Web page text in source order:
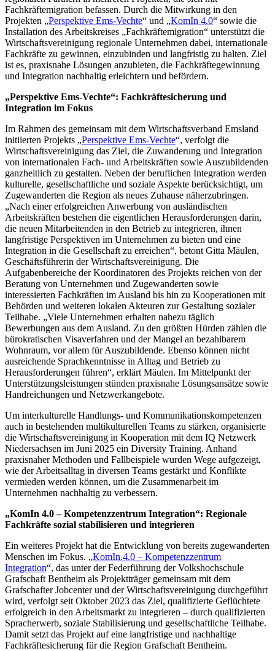
Fachkräftemigration befassen. Durch die Mitwirkung in den
Projekten „Perspektive Ems-Vechte“ und „KomIn 4.0“ sowie die
Installation des Arbeitskreises „Fachkräftemigration“ unterstützt die
Wirtschaftsvereinigung regionale Unternehmen dabei, internationale
Fachkräfte zu gewinnen, einzubinden und langfristig zu halten. Ziel
ist es, praxisnahe Lösungen anzubieten, die Fachkräftegewinnung
und Integration nachhaltig erleichtern und befördern.
„Perspektive Ems-Vechte“: Fachkräftesicherung und
Integration im Fokus
Im Rahmen des gemeinsam mit dem Wirtschaftsverband Emsland
initiierten Projekts „Perspektive Ems-Vechte“, verfolgt die
Wirtschaftsvereinigung das Ziel, die Zuwanderung und Integration
von internationalen Fach- und Arbeitskräften sowie Auszubildenden
ganzheitlich zu gestalten. Neben der beruflichen Integration werden
kulturelle, gesellschaftliche und soziale Aspekte berücksichtigt, um
Zugewanderten die Region als neues Zuhause näherzubringen.
„Nach einer erfolgreichen Anwerbung von ausländischen
Arbeitskräften bestehen die eigentlichen Herausforderungen darin,
die neuen Mitarbeitenden in den Betrieb zu integrieren, ihnen
langfristige Perspektiven im Unternehmen zu bieten und eine
Integration in die Gesellschaft zu erreichen“, betont Gitta Mäulen,
Geschäftsführerin der Wirtschaftsvereinigung. Die
Aufgabenbereiche der Koordinatoren des Projekts reichen von der
Beratung von Unternehmen und Zugewanderten sowie
interessierten Fachkräften im Ausland bis hin zu Kooperationen mit
Behörden und weiteren lokalen Akteuren zur Gestaltung sozialer
Teilhabe. „Viele Unternehmen erhalten nahezu täglich
Bewerbungen aus dem Ausland. Zu den größten Hürden zählen die
bürokratischen Visaverfahren und der Mangel an bezahlbarem
Wohnraum, vor allem für Auszubildende. Ebenso können nicht
ausreichende Sprachkenntnisse in Alltag und Betrieb zu
Herausforderungen führen“, erklärt Mäulen. Im Mittelpunkt der
Unterstützungsleistungen stünden praxisnahe Lösungsansätze sowie
Handreichungen und Netzwerkangebote.
Um interkulturelle Handlungs- und Kommunikationskompetenzen
auch in bestehenden multikulturellen Teams zu stärken, organisierte
die Wirtschaftsvereinigung in Kooperation mit dem IQ Netzwerk
Niedersachsen im Juni 2025 ein Diversity Training. Anhand
praxisnaher Methoden und Fallbeispiele wurden Wege aufgezeigt,
wie der Arbeitsalltag in diversen Teams gestärkt und Konflikte
vermieden werden können, um die Zusammenarbeit im
Unternehmen nachhaltig zu verbessern.
„KomIn 4.0 – Kompetenzzentrum Integration“: Regionale
Fachkräfte sozial stabilisieren und integrieren
Ein weiteres Projekt hat die Entwicklung von bereits zugewanderten
Menschen im Fokus. „KomIn.4.0 – Kompetenzzentrum
Integration“, das unter der Federführung der Volkshochschule
Grafschaft Bentheim als Projektträger gemeinsam mit dem
Grafschafter Jobcenter und der Wirtschaftsvereinigung durchgeführt
wird, verfolgt seit Oktober 2023 das Ziel, qualifizierte Geflüchtete
erfolgreich in den Arbeitsmarkt zu integrieren – durch qualifizierten
Spracherwerb, soziale Stabilisierung und gesellschaftliche Teilhabe.
Damit setzt das Projekt auf eine langfristige und nachhaltige
Fachkräftesicherung für die Region Grafschaft Bentheim.